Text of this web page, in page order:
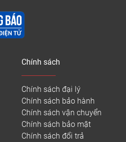
Chính sách
Chính sách đại lý
Chính sách bảo hành
Chính sách vận chuyển
Chính sách bảo mật
Chính sách đổi trả